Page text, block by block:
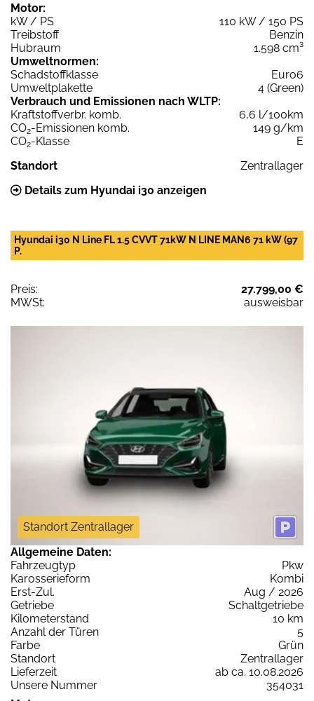
Motor:
kW / PS
110 kW / 150 PS
Treibstoff
Benzin
Hubraum
1.598 cm³
Umweltnormen:
Schadstoffklasse
Euro6
Umweltplakette
4 (Green)
Verbrauch und Emissionen nach WLTP:
Kraftstoffverbr. komb.
6,6 l/100km
CO2-Emissionen komb.
149 g/km
CO2-Klasse
E
Standort
Zentrallager
Details zum Hyundai i30 anzeigen
Hyundai i30 N Line FL 1.5 CVVT 71kW N LINE MAN6 71 kW (97
P.
Preis:
27.799,00 €
MWSt:
ausweisbar
Standort Zentrallager
Allgemeine Daten:
Fahrzeugtyp
Pkw
Karosserieform
Kombi
Erst-Zul.
Aug / 2026
Getriebe
Schaltgetriebe
Kilometerstand
10 km
Anzahl der Türen
5
Farbe
Grün
Standort
Zentrallager
Lieferzeit
ab ca. 10.08.2026
Unsere Nummer
354031